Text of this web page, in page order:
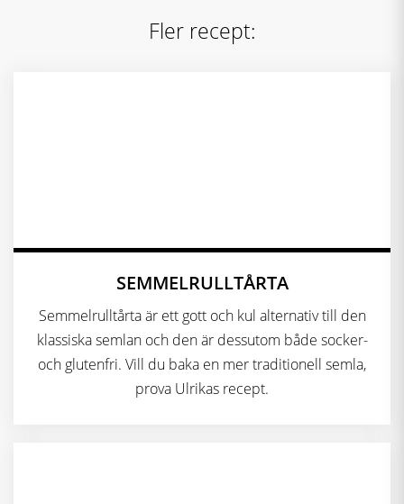
Fler recept:
SEMMELRULLTÅRTA
Semmelrulltårta är ett gott och kul alternativ till den
klassiska semlan och den är dessutom både socker-
och glutenfri. Vill du baka en mer traditionell semla,
prova Ulrikas recept.